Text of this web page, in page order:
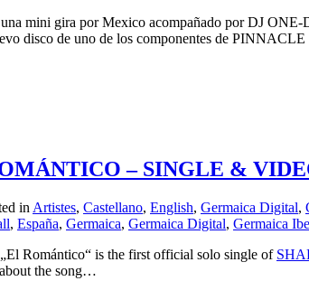
mini gira por Mexico acompañado por DJ
disco de uno de los componentes de
– SINGLE &
in Artistes, Castellano, English, Germaica Digital,
, España, Germaica, Germaica Digital, Germaica
Romántico“ is the first official solo single of
the song…